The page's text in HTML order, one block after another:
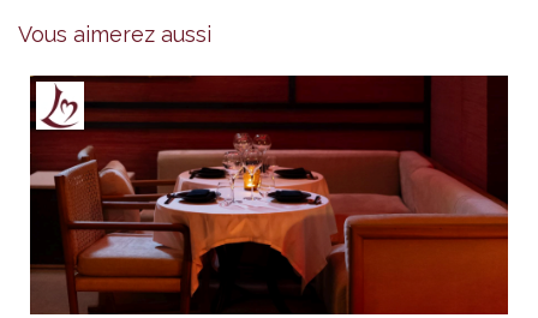
Vous aimerez aussi